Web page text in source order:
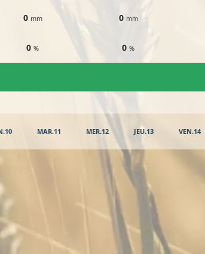
0 mm
0%
0 mm
0%
MAR.11 MER.12 JEU.13 VEN.14